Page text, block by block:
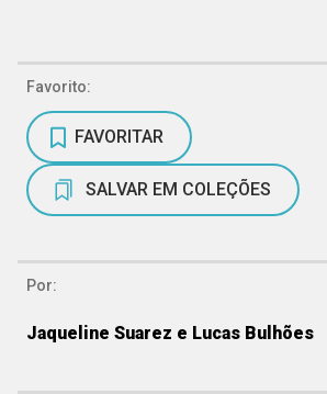
Favorito:
FAVORITAR
SALVAR EM COLEÇÕES
Por:
Jaqueline Suarez e Lucas Bulhões